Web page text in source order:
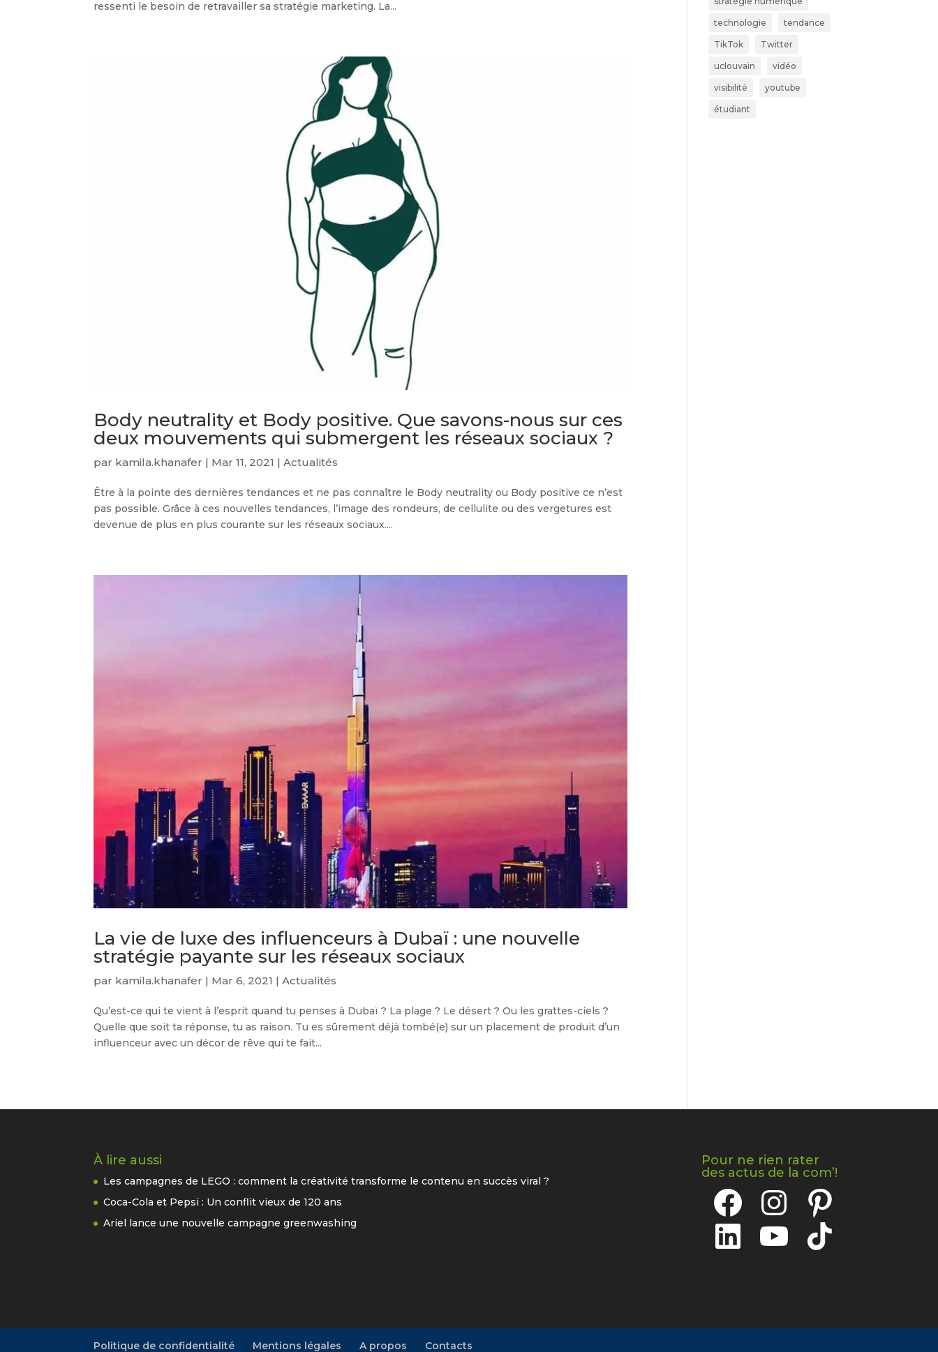
ressenti le besoin de retravailler sa stratégie marketing. La...
Body neutrality et Body positive. Que savons-nous sur ces
deux mouvements qui submergent les réseaux sociaux ?
par kamila.khanafer | Mar 11, 2021 |Actualités
Être à la pointe des dernières tendances et ne pas connaître le Body neutrality ou Body positive ce n’est
pas possible. Grâce à ces nouvelles tendances, l’image des rondeurs, de cellulite ou des vergetures est
devenue de plus en plus courante sur les réseaux sociaux....
La vie de luxe des influenceurs à Dubaï : une nouvelle
stratégie payante sur les réseaux sociaux
par kamila.khanafer | Mar 6, 2021 |Actualités
Qu’est-ce qui te vient à l’esprit quand tu penses à Dubaï ? La plage ? Le désert ? Ou les grattes-ciels ?
Quelle que soit ta réponse, tu as raison. Tu es sûrement déjà tombé(e) sur un placement de produit d’un
influenceur avec un décor de rêve qui te fait...
technologie tendance
TikTok Twitter
uclouvain vidéo
visibilité youtube
étudiant
À lire aussi
Les campagnes de LEGO : comment la créativité transforme le contenu en succès viral ?
Coca-Cola et Pepsi : Un conflit vieux de 120 ans
Ariel lance une nouvelle campagne greenwashing
Pour ne rien rater
des actus de la com’!
Facebook Instagram Pinterest
LinkedIn YouTube TikTok
Politique de confidentialité Mentions légales A propos Contacts